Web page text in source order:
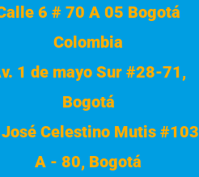
6 # 70 A 05 Bogotá
Colombia
1 de mayo Sur #28-71,
Bogotá
Celestino Mutis #103
A - 80, Bogotá